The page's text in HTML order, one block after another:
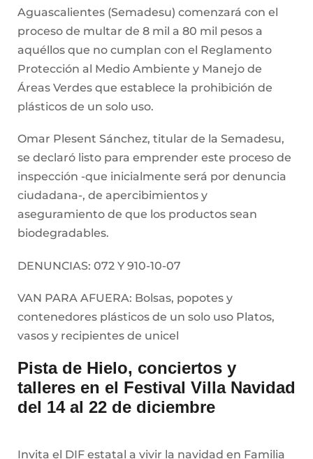
Aguascalientes (Semadesu) comenzará con el
proceso de multar de 8 mil a 80 mil pesos a
aquéllos que no cumplan con el Reglamento
Protección al Medio Ambiente y Manejo de
Áreas Verdes que establece la prohibición de
plásticos de un solo uso.
Omar Plesent Sánchez, titular de la Semadesu,
se declaró listo para emprender este proceso de
inspección -que inicialmente será por denuncia
ciudadana-, de apercibimientos y
aseguramiento de que los productos sean
biodegradables.
DENUNCIAS: 072 Y 910-10-07
VAN PARA AFUERA: Bolsas, popotes y
contenedores plásticos de un solo uso Platos,
vasos y recipientes de unicel
Pista de Hielo, conciertos y
talleres en el Festival Villa Navidad
del 14 al 22 de diciembre
Invita el DIF estatal a vivir la navidad en Familia